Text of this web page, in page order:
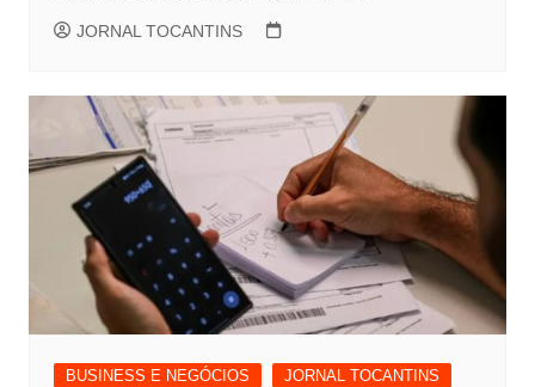
JORNAL TOCANTINS
BUSINESS E NEGÓCIOS JORNAL TOCANTINS